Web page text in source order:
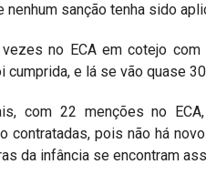
nenhum sanção tenha sido
no ECA em cotejo
cumprida, e lá se vão quase 30
com 22 menções no
contratadas, pois não há
da infância se encontram